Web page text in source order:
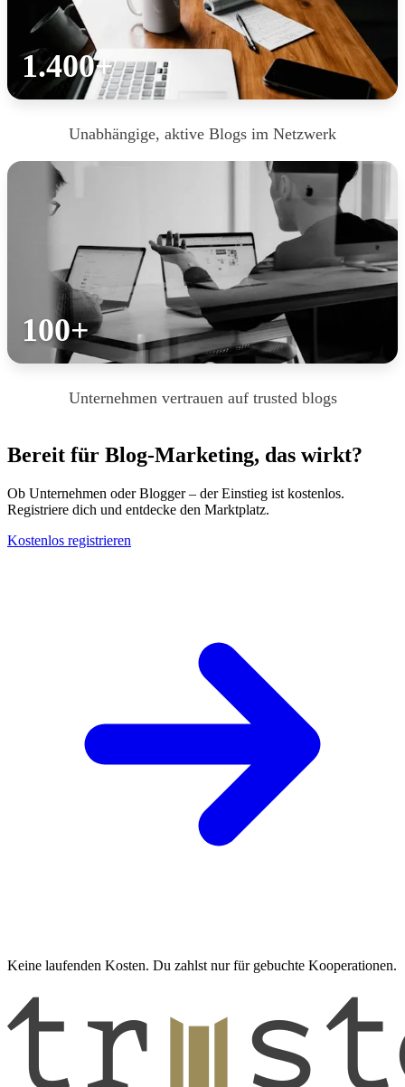
1.400+
Unabhängige, aktive Blogs im Netzwerk
100+
Unternehmen vertrauen auf trusted blogs
Bereit für Blog-Marketing, das wirkt?
Ob Unternehmen oder Blogger – der Einstieg ist kostenlos.
Registriere dich und entdecke den Marktplatz.
Kostenlos registrieren
Keine laufenden Kosten. Du zahlst nur für gebuchte Kooperationen.